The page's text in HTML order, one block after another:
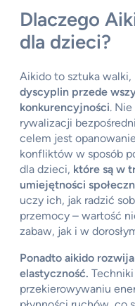
Dlaczego
dla dzieci?
Aikido to sztuka walki,
dyscyplin przede
konkurencyjności.
rywalizacji
celem jest
konfliktów w sposób
dla dzieci, które są w
umiejętności
uczy ich, jak radzić
przemocy – wartość
zabaw, jak i w
Ponadto aikido
elastyczność.
przekierowywaniu